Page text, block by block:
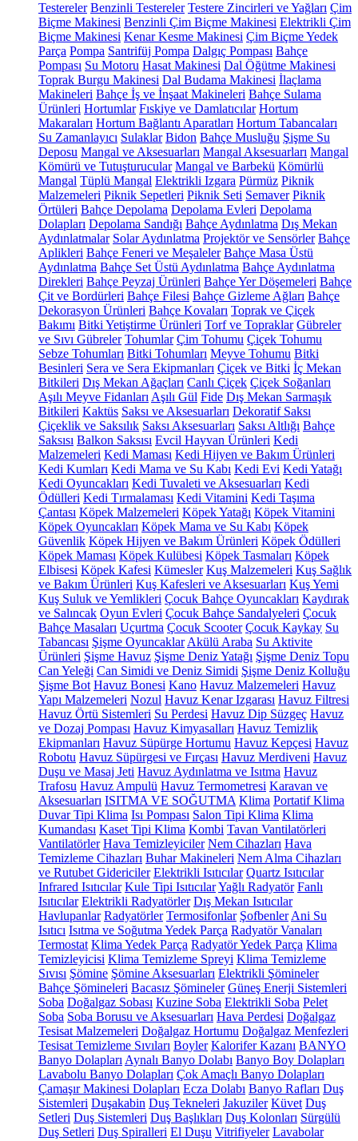
Testereler Benzinli Testereler Testere Zincirleri ve Yağları Çim
Biçme Makinesi Benzinli Çim Biçme Makinesi Elektrikli Çim
Biçme Makinesi Kenar Kesme Makinesi Çim Biçme Yedek
Parça Pompa Santrifüj Pompa Dalgıç Pompası Bahçe
Pompası Su Motoru Hasat Makinesi Dal Öğütme Makinesi
Toprak Burgu Makinesi Dal Budama Makinesi İlaçlama
Makineleri Bahçe İş ve İnşaat Makineleri Bahçe Sulama
Ürünleri Hortumlar Fıskiye ve Damlatıcılar Hortum
Makaraları Hortum Bağlantı Aparatları Hortum Tabancaları
Su Zamanlayıcı Sulaklar Bidon Bahçe Musluğu Şişme Su
Deposu Mangal ve Aksesuarları Mangal Aksesuarları Mangal
Kömürü ve Tutuşturucular Mangal ve Barbekü Kömürlü
Mangal Tüplü Mangal Elektrikli Izgara Pürmüz Piknik
Malzemeleri Piknik Sepetleri Piknik Seti Semaver Piknik
Örtüleri Bahçe Depolama Depolama Evleri Depolama
Dolapları Depolama Sandığı Bahçe Aydınlatma Dış Mekan
Aydınlatmalar Solar Aydınlatma Projektör ve Sensörler Bahçe
Aplikleri Bahçe Feneri ve Meşaleler Bahçe Masa Üstü
Aydınlatma Bahçe Set Üstü Aydınlatma Bahçe Aydınlatma
Direkleri Bahçe Peyzaj Ürünleri Bahçe Yer Döşemeleri Bahçe
Çit ve Bordürleri Bahçe Filesi Bahçe Gizleme Ağları Bahçe
Dekorasyon Ürünleri Bahçe Kovaları Toprak ve Çiçek
Bakımı Bitki Yetiştirme Ürünleri Torf ve Topraklar Gübreler
ve Sıvı Gübreler Tohumlar Çim Tohumu Çiçek Tohumu
Sebze Tohumları Bitki Tohumları Meyve Tohumu Bitki
Besinleri Sera ve Sera Ekipmanları Çiçek ve Bitki İç Mekan
Bitkileri Dış Mekan Ağaçları Canlı Çiçek Çiçek Soğanları
Aşılı Meyve Fidanları Aşılı Gül Fide Dış Mekan Sarmaşık
Bitkileri Kaktüs Saksı ve Aksesuarları Dekoratif Saksı
Çiçeklik ve Saksılık Saksı Aksesuarları Saksı Altlığı Bahçe
Saksısı Balkon Saksısı Evcil Hayvan Ürünleri Kedi
Malzemeleri Kedi Maması Kedi Hijyen ve Bakım Ürünleri
Kedi Kumları Kedi Mama ve Su Kabı Kedi Evi Kedi Yatağı
Kedi Oyuncakları Kedi Tuvaleti ve Aksesuarları Kedi
Ödülleri Kedi Tırmalaması Kedi Vitamini Kedi Taşıma
Çantası Köpek Malzemeleri Köpek Yatağı Köpek Vitamini
Köpek Oyuncakları Köpek Mama ve Su Kabı Köpek
Güvenlik Köpek Hijyen ve Bakım Ürünleri Köpek Ödülleri
Köpek Maması Köpek Kulübesi Köpek Tasmaları Köpek
Elbisesi Köpek Kafesi Kümesler Kuş Malzemeleri Kuş Sağlık
ve Bakım Ürünleri Kuş Kafesleri ve Aksesuarları Kuş Yemi
Kuş Suluk ve Yemlikleri Çocuk Bahçe Oyuncakları Kaydırak
ve Salıncak Oyun Evleri Çocuk Bahçe Sandalyeleri Çocuk
Bahçe Masaları Uçurtma Çocuk Scooter Çocuk Kaykay Su
Tabancası Şişme Oyuncaklar Akülü Araba Su Aktivite
Ürünleri Şişme Havuz Şişme Deniz Yatağı Şişme Deniz Topu
Can Yeleği Can Simidi ve Deniz Simidi Şişme Deniz Kolluğu
Şişme Bot Havuz Bonesi Kano Havuz Malzemeleri Havuz
Yapı Malzemeleri Nozul Havuz Kenar Izgarası Havuz Filtresi
Havuz Örtü Sistemleri Su Perdesi Havuz Dip Süzgeç Havuz
ve Dozaj Pompası Havuz Kimyasalları Havuz Temizlik
Ekipmanları Havuz Süpürge Hortumu Havuz Kepçesi Havuz
Robotu Havuz Süpürgesi ve Fırçası Havuz Merdiveni Havuz
Duşu ve Masaj Jeti Havuz Aydınlatma ve Isıtma Havuz
Trafosu Havuz Ampulü Havuz Termometresi Karavan ve
Aksesuarları ISITMA VE SOĞUTMA Klima Portatif Klima
Duvar Tipi Klima Isı Pompası Salon Tipi Klima Klima
Kumandası Kaset Tipi Klima Kombi Tavan Vantilatörleri
Vantilatörler Hava Temizleyiciler Nem Cihazları Hava
Temizleme Cihazları Buhar Makineleri Nem Alma Cihazları
ve Rutubet Gidericiler Elektrikli Isıtıcılar Quartz Isıtıcılar
Infrared Isıtıcılar Kule Tipi IsıtıcılarYağlı Radyatör Fanlı
Isıtıcılar Elektrikli Radyatörler Dış Mekan Isıtıcılar
Havlupanlar Radyatörler Termosifonlar Şofbenler Ani Su
Isıtıcı Isıtma ve Soğutma Yedek Parça Radyatör Vanaları
Termostat Klima Yedek Parça Radyatör Yedek Parça Klima
Temizleyicisi Klima Temizleme Spreyi Klima Temizleme
Sıvısı Şömine Şömine Aksesuarları Elektrikli Şömineler
Bahçe Şömineleri Bacasız Şömineler Güneş Enerji Sistemleri
Soba Doğalgaz Sobası Kuzine Soba Elektrikli Soba Pelet
Soba Soba Borusu ve Aksesuarları Hava Perdesi Doğalgaz
Tesisat Malzemeleri Doğalgaz Hortumu Doğalgaz Menfezleri
Tesisat Temizleme Sıvıları Boyler Kalorifer Kazanı BANYO
Banyo Dolapları Aynalı Banyo Dolabı Banyo Boy Dolapları
Lavabolu Banyo Dolapları Çok Amaçlı Banyo Dolapları
Çamaşır Makinesi Dolapları Ecza Dolabı Banyo Rafları Duş
Sistemleri Duşakabin Duş Tekneleri Jakuziler Küvet Duş
Setleri Duş Sistemleri Duş Başlıkları Duş Kolonları Sürgülü
Duş Setleri Duş Spiralleri El Duşu Vitrifiyeler Lavabolar